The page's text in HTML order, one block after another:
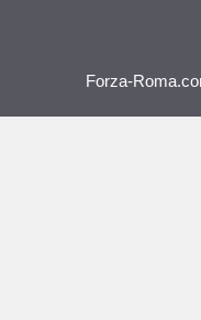
Forza-